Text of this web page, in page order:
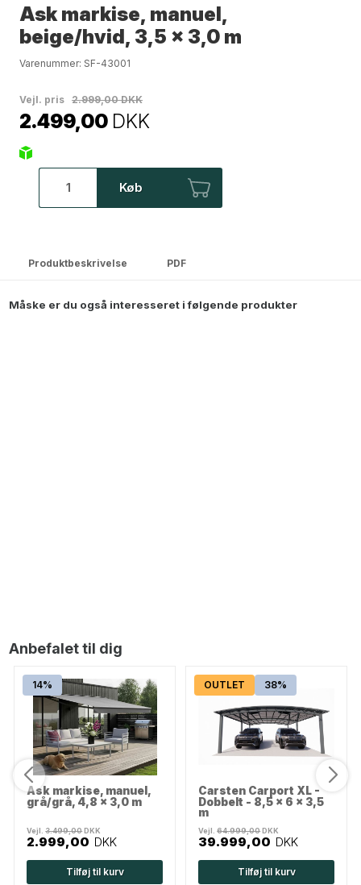
Ask markise, manuel,
beige/hvid, 3,5 x 3,0 m
Varenummer: SF-43001
Vejl. pris 2.999,00 DKK
2.499,00 DKK
Køb
Produktbeskrivelse PDF
Måske er du også interesseret i følgende produkter
Anbefalet til dig
14%
Ask markise, manuel,
grå/grå, 4,8 x 3,0 m
Vejl.3.499,00DKK
2.999,00 DKK
Tilføj til kurv
OUTLET 38%
Carsten Carport XL -
Dobbelt - 8,5 x 6 x 3,5
m
Vejl.64.999,00DKK
39.999,00 DKK
Tilføj til kurv